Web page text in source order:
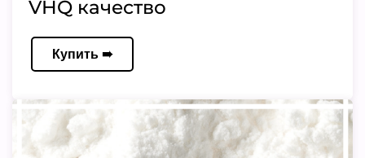
VHQ качество
Купить ➠